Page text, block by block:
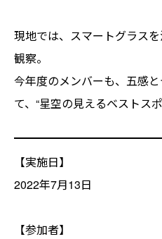
現地では、スマートグラス
観察。
今年度のメンバーも、五感
て、“星空の見えるベストス
【実施日】
2022年7月13日
【参加者】